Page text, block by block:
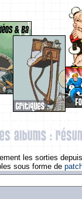
les sorties
sous forme de